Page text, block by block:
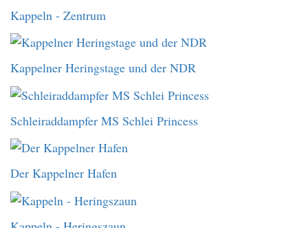
Kappeln - Zentrum
Kappelner Heringstage und der NDR
Schleiraddampfer MS Schlei Princess
Der Kappelner Hafen